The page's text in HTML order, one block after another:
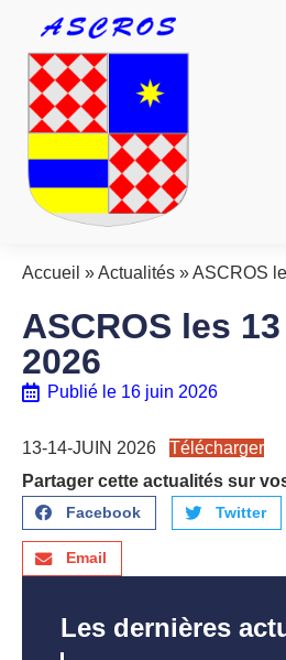
Accueil »Actualités »ASCROS
ASCROS les
2026
Publié le 16 juin 2026
13-14-JUIN 2026
Télécharger
Partager cette actualités sur
Facebook Twitter
Email
Les dernières